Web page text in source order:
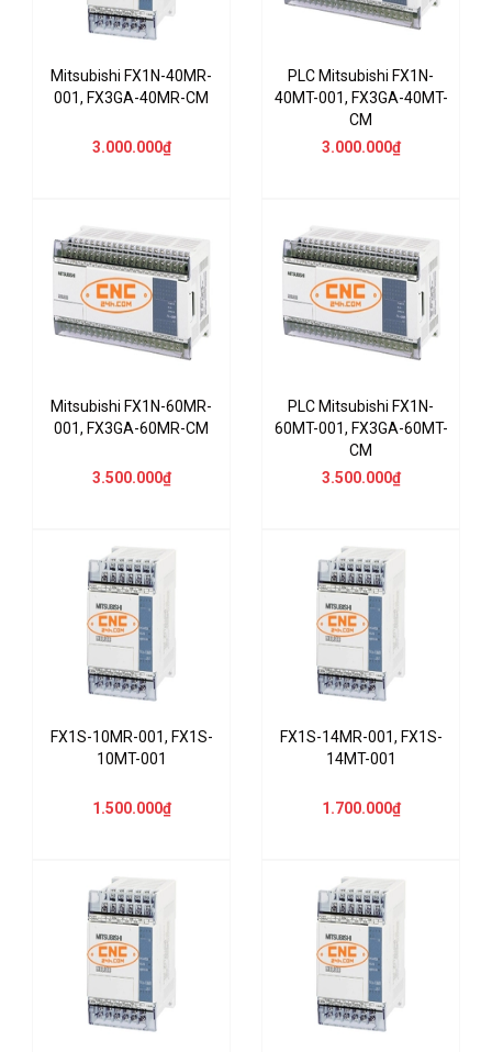
Mitsubishi FX1N-40MR-
001, FX3GA-40MR-CM
3.000.000₫
PLC Mitsubishi FX1N-
40MT-001, FX3GA-40MT-
CM
3.000.000₫
Mitsubishi FX1N-60MR-
001, FX3GA-60MR-CM
3.500.000₫
PLC Mitsubishi FX1N-
60MT-001, FX3GA-60MT-
CM
3.500.000₫
FX1S-10MR-001, FX1S-
10MT-001
1.500.000₫
FX1S-14MR-001, FX1S-
14MT-001
1.700.000₫